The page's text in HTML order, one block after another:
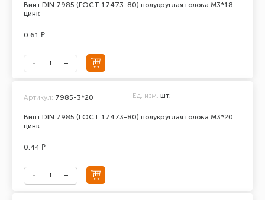
Винт DIN 7985 (ГОСТ 17473-80) полукруглая голова М3*18
цинк
0.61 ₽
Винт DIN 7985 (ГОСТ 17473-80) полукруглая голова М3*20
цинк
Артикул: 7985-3*20 Ед. изм. шт.
0.44 ₽